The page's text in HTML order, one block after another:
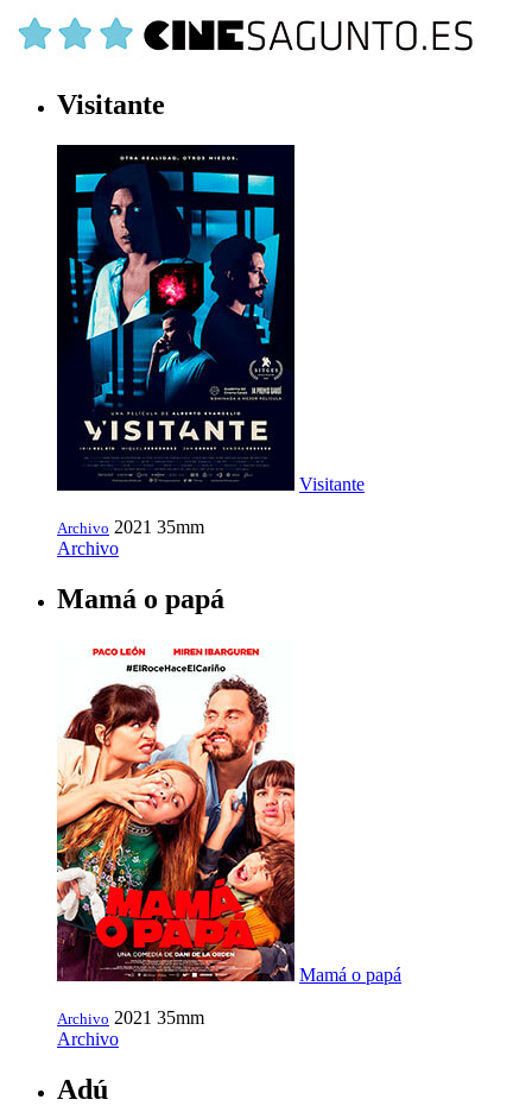
Visitante
Visitante
Archivo 2021 35mm
Archivo
Mamá o papá
Mamá o papá
Archivo 2021 35mm
Archivo
Adú